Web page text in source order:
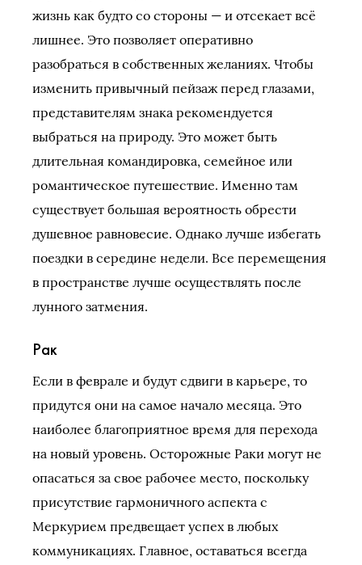
жизнь как будто со стороны — и отсекает всё
лишнее. Это позволяет оперативно
разобраться в собственных желаниях. Чтобы
изменить привычный пейзаж перед глазами,
представителям знака рекомендуется
выбраться на природу. Это может быть
длительная командировка, семейное или
романтическое путешествие. Именно там
существует большая вероятность обрести
душевное равновесие. Однако лучше избегать
поездки в середине недели. Все перемещения
в пространстве лучше осуществлять после
лунного затмения.
Рак
Если в феврале и будут сдвиги в карьере, то
придутся они на самое начало месяца. Это
наиболее благоприятное время для перехода
на новый уровень. Осторожные Раки могут не
опасаться за свое рабочее место, поскольку
присутствие гармоничного аспекта с
Меркурием предвещает успех в любых
коммуникациях. Главное, оставаться всегда